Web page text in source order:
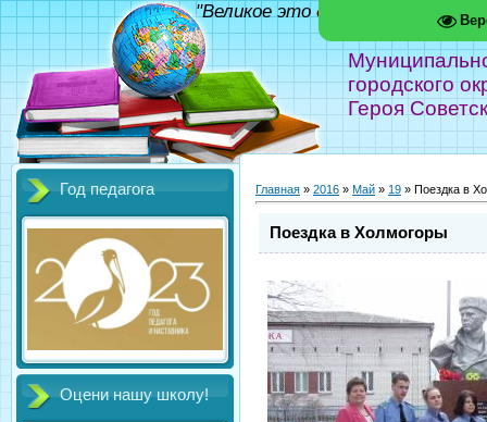
городского
Героя
"Великое это дело - школа!"
Год педагога
Оцени нашу школу!
Главная » 2016 » Май » 19 » Поездка в
Поездка в Холмогоры